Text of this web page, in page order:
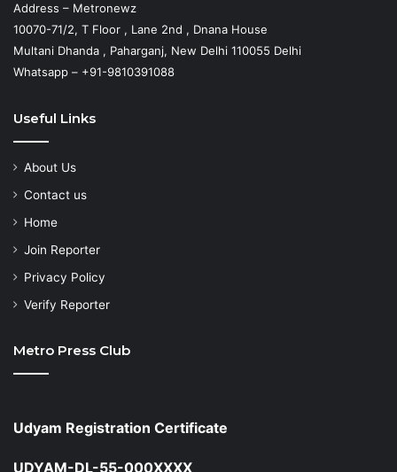
Address – Metronewz
10070-71/2, T Floor , Lane 2nd , Dnana House
Multani Dhanda , Paharganj, New Delhi 110055 Delhi
Whatsapp – +91-9810391088
Useful Links
About Us
Contact us
Home
Join Reporter
Privacy Policy
Verify Reporter
Metro Press Club
Udyam Registration Certificate
UDYAM-DL-55-000XXXX